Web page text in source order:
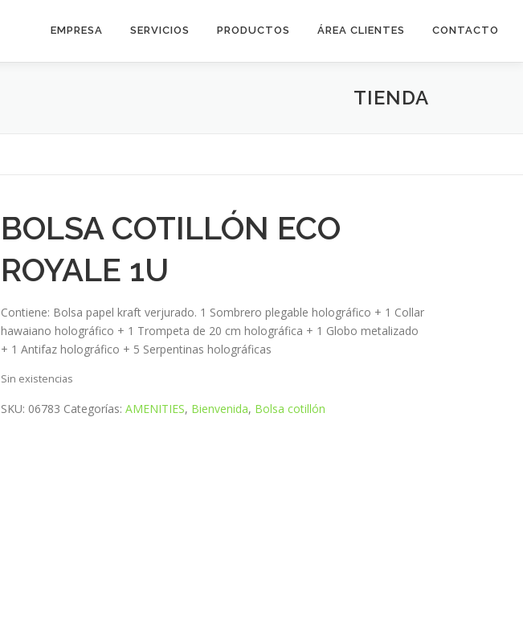
EMPRESA SERVICIOS PRODUCTOS ÁREA CLIENTES CONTACTO
TIENDA
BOLSA COTILLÓN ECO
ROYALE 1U
Contiene: Bolsa papel kraft verjurado. 1 Sombrero plegable holográfico + 1 Collar
hawaiano holográfico + 1 Trompeta de 20 cm holográfica + 1 Globo metalizado
+ 1 Antifaz holográfico + 5 Serpentinas holográficas
Sin existencias
SKU: 06783 Categorías:AMENITIES, Bienvenida, Bolsa cotillón